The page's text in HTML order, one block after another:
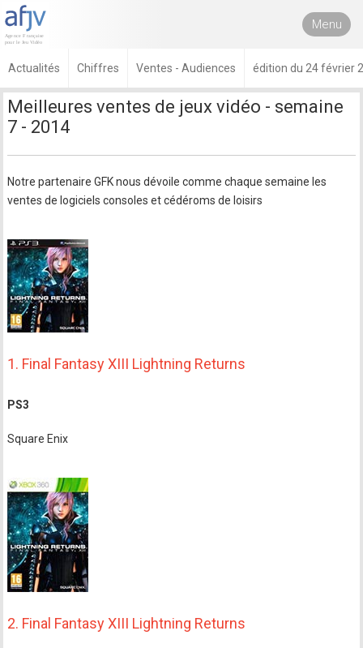
Menu
Actualités Chiffres Ventes - Audiences édition du 24 février
Meilleures ventes de jeux vidéo - semaine
7 - 2014
Notre partenaire GFK nous dévoile comme chaque semaine les
ventes de logiciels consoles et cédéroms de loisirs
1. Final Fantasy XIII Lightning Returns
PS3
Square Enix
2. Final Fantasy XIII Lightning Returns